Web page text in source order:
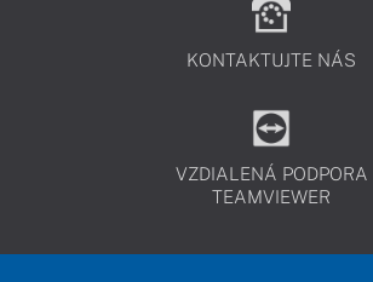
KONTAKTUJTE NÁS
VZDIALENÁ PODPORA
TEAMVIEWER